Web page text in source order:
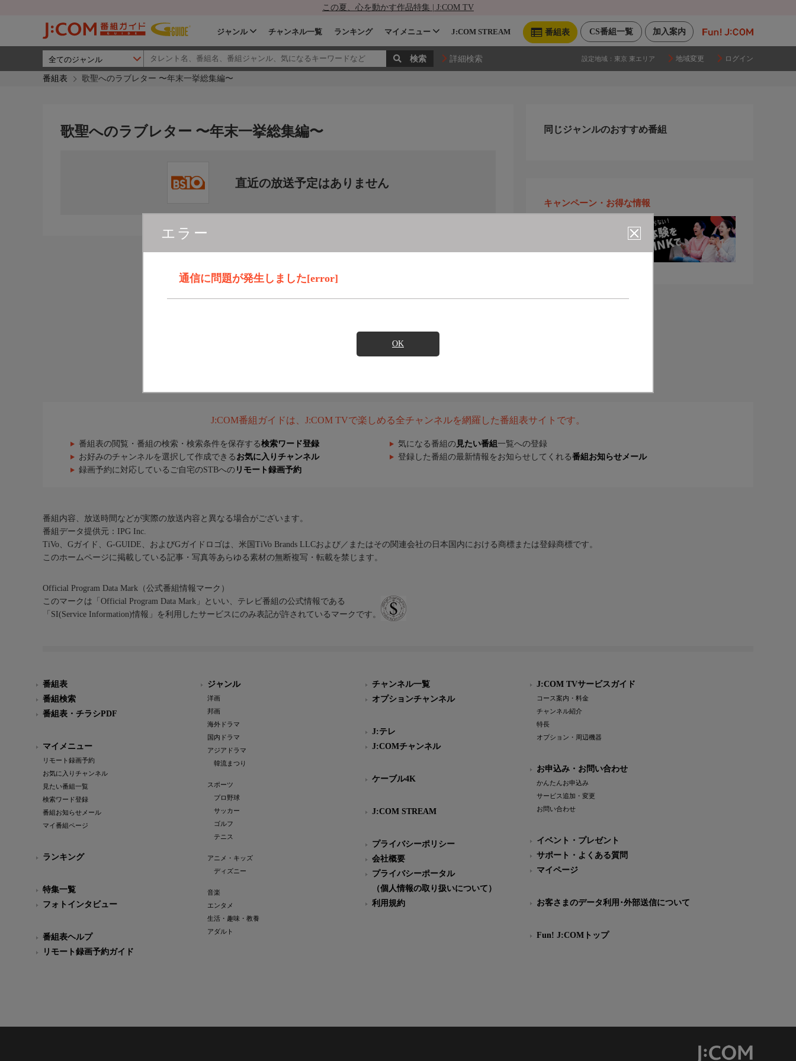
この夏、心を動かす作品特集 | J:COM TV
加入案内
CS番組一覧
番組表
ジャンル チャンネル一覧 ランキング マイメニュー J:COM STREAM
詳細検索 設定地域： 東京 東エリア 地域変更 ログイン
番組表 歌聖へのラブレター 〜年末一挙総集編〜
エラー
通信に問題が発生しました[error]
OK
歌聖へのラブレター 〜年末一挙総集編〜
直近の放送予定はありません
同じジャンルのおすすめ番組
キャンペーン・お得な情報
J:COM番組ガイドは、J:COM TVで楽しめる全チャンネルを網羅した番組表サイトです。
番組表の閲覧・番組の検索・検索条件を保存する検索ワード登録 気になる番組の 見たい番組 一覧への登録
お好みのチャンネルを選択して作成できる お気に入りチャンネル 登録した番組の最新情報をお知らせしてくれる番組お知らせメール
録画予約に対応しているご自宅のSTBへの リモート録画予約
番組内容、放送時間などが実際の放送内容と異なる場合がございます。
番組データ提供元：IPG Inc.
TiVo、Gガイド、G-GUIDE、およびGガイドロゴは、米国TiVo Brands LLCおよび／またはその関連会社の日本国内における商標または登録商標です。
このホームページに掲載している記事・写真等あらゆる素材の無断複写・転載を禁じます。
Official Program Data Mark（公式番組情報マーク）
このマークは「Official Program Data Mark」といい、テレビ番組の公式情報である
「SI(Service Information)情報」を利用したサービスにのみ表記が許されているマークです。
番組表
番組検索
番組表・チラシPDF
マイメニュー
リモート録画予約
お気に入りチャンネル
見たい番組一覧
検索ワード登録
番組お知らせメール
マイ番組ページ
ランキング
特集一覧
フォトインタビュー
番組表ヘルプ
リモート録画予約ガイド
ジャンル
洋画
邦画
海外ドラマ
国内ドラマ
アジアドラマ
韓流まつり
スポーツ
プロ野球
サッカー
ゴルフ
テニス
アニメ・キッズ
ディズニー
音楽
エンタメ
生活・趣味・教養
アダルト
チャンネル一覧
オプションチャンネル
J:テレ
J:COMチャンネル
ケーブル4K
J:COM STREAM
プライバシーポリシー
会社概要
プライバシーポータル
（個人情報の取り扱いについて）
利用規約
J:COM TVサービスガイド
コース案内・料金
チャンネル紹介
特長
オプション・周辺機器
お申込み・お問い合わせ
かんたんお申込み
サービス追加・変更
お問い合わせ
イベント・プレゼント
サポート・よくある質問
マイページ
お客さまのデータ利用･外部送信について
Fun! J:COMトップ